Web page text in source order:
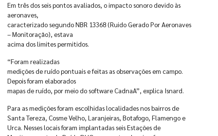
Em três dos seis pontos avaliados, o impacto sonoro devido às
aeronaves,
caracterizado segundo NBR 13368 (Ruido Gerado Por Aeronaves
– Monitoração), estava
acima dos limites permitidos.
“Foram realizadas
medições de ruído pontuais e feitas as observações em campo.
Depois foram elaborados
mapas de ruído, por meio do software CadnaA”, explica Isnard.
Para as medições foram escolhidas localidades nos bairros de
Santa Tereza, Cosme Velho, Laranjeiras, Botafogo, Flamengo e
Urca. Nesses locais foram implantadas seis Estações de